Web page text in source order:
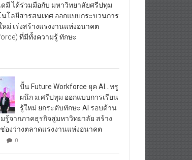
ดมี ได้ร่วมมือกับ มหาวิทยาลัยศรีปทุม
โลยีสารสนเทศ ออกแบบกระบวนการ
ม่ เร่งสร้างแรงงานแห่งอนาคต
ที่มีทั้งความรู้ ทักษะ
ปั้น Future Workforce ยุค AI…ทรู
ผนึก ม.ศรีปทุม ออกแบบการเรียน
รู้ใหม่ ยกระดับทักษะ AI รอบด้าน
รู้จากภาคธุรกิจสู่มหาวิทยาลัย สร้าง
องว่างตลาดแรงงานแห่งอนาคต
0